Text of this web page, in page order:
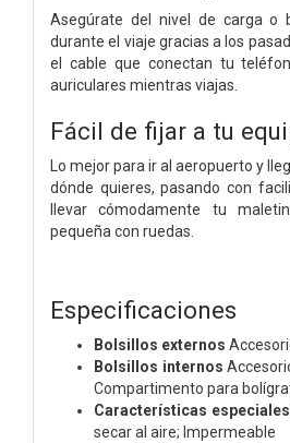
Asegúrate del nivel de carga o
durante el viaje gracias a los
el cable que conectan tu
auriculares mientras viajas.
Fácil de fijar a tu
Lo mejor para ir al aeropuerto y
dónde quieres, pasando con
llevar cómodamente tu
pequeña con ruedas.
Especificaciones
Bolsillos externos
Bolsillos internos
Compartimento para
Características especiales
secar al aire; Impermeable